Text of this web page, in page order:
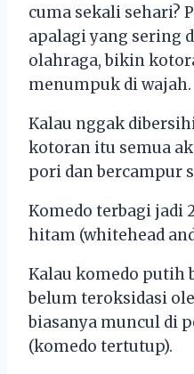
cuma sekali sehari?
apalagi yang sering
olahraga, bikin
menumpuk di wajah.
Kalau nggak
kotoran itu semua
pori dan bercampur
Komedo terbagi jadi
hitam (whitehead
Kalau komedo putih
belum teroksidasi
biasanya muncul di
(komedo tertutup).